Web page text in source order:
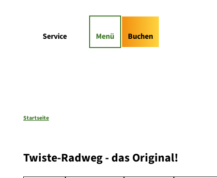
Service Menü Buchen
Startseite
Twiste-Radweg - das Original!